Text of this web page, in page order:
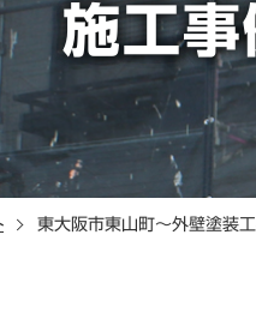
施工事
東大阪市東山町～外壁塗装工